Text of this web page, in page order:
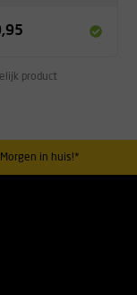
product
in huis!*